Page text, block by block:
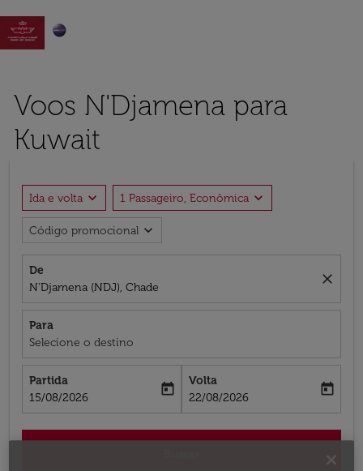

Voos N'Djamena para
Kuwait
Ida e volta expand_more 1 Passageiro, Econômica expand_more
Código promocional expand_more
De
N'Djamena (NDJ), Chade
close
Para
Selecione o destino
Partida
fc-booking-departure-date-aria-label
15/08/2026
today
Volta
fc-booking-return-date-aria-label
22/08/2026
today